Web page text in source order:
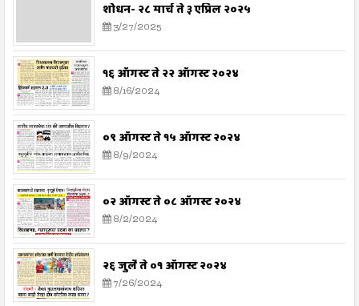
शोधन- २८ मार्च ते ३ एप्रिल २०२५
3/27/2025
१६ ऑगस्ट ते २२ ऑगस्ट २०२४
8/16/2024
०९ ऑगस्ट ते १५ ऑगस्ट २०२४
8/9/2024
०२ ऑगस्ट ते ०८ ऑगस्ट २०२४
8/2/2024
२६ जुलै ते ०१ ऑगस्ट २०२४
7/26/2024